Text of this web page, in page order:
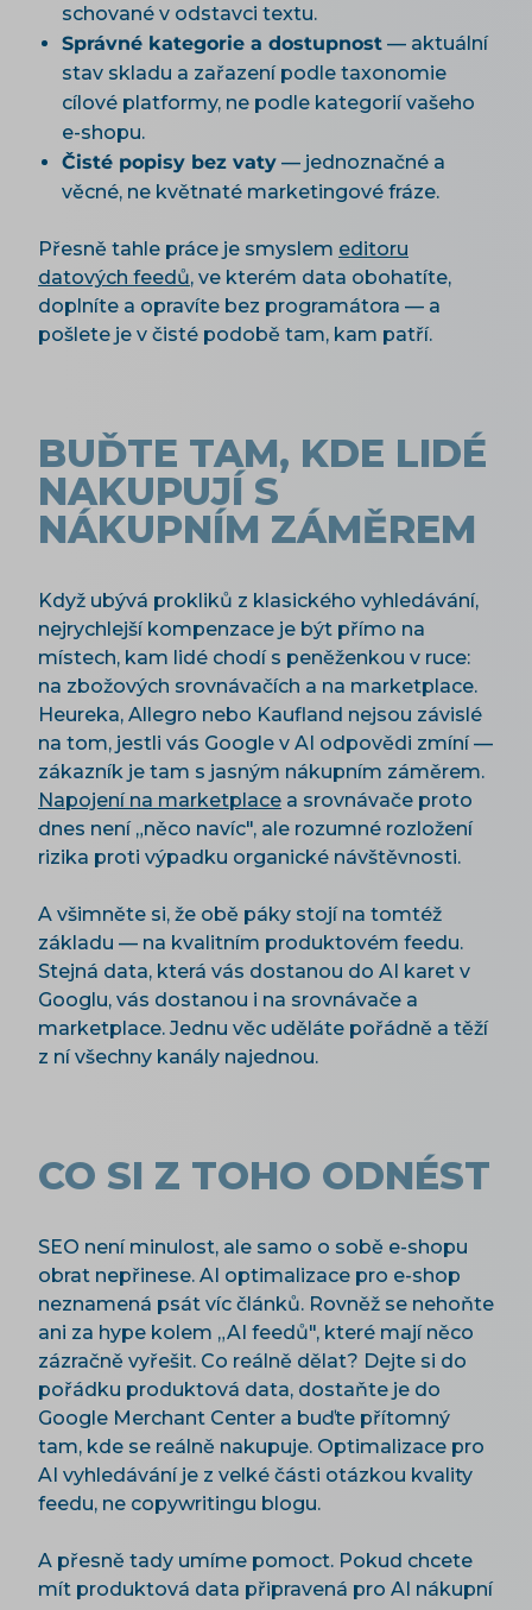
schované v odstavci textu.
Správné kategorie a dostupnost — aktuální
stav skladu a zařazení podle taxonomie
cílové platformy, ne podle kategorií vašeho
e-shopu.
Čisté popisy bez vaty — jednoznačné a
věcné, ne květnaté marketingové fráze.
Přesně tahle práce je smyslem editoru
datových feedů, ve kterém data obohatíte,
doplníte a opravíte bez programátora — a
pošlete je v čisté podobě tam, kam patří.
BUĎTE TAM, KDE LIDÉ
NAKUPUJÍ S
NÁKUPNÍM ZÁMĚREM
Když ubývá prokliků z klasického vyhledávání,
nejrychlejší kompenzace je být přímo na
místech, kam lidé chodí s peněženkou v ruce:
na zbožových srovnávačích a na marketplace.
Heureka, Allegro nebo Kaufland nejsou závislé
na tom, jestli vás Google v AI odpovědi zmíní —
zákazník je tam s jasným nákupním záměrem.
Napojení na marketplace a srovnávače proto
dnes není „něco navíc", ale rozumné rozložení
rizika proti výpadku organické návštěvnosti.
A všimněte si, že obě páky stojí na tomtéž
základu — na kvalitním produktovém feedu.
Stejná data, která vás dostanou do AI karet v
Googlu, vás dostanou i na srovnávače a
marketplace. Jednu věc uděláte pořádně a těží
z ní všechny kanály najednou.
CO SI Z TOHO ODNÉST
SEO není minulost, ale samo o sobě e-shopu
obrat nepřinese. AI optimalizace pro e-shop
neznamená psát víc článků. Rovněž se nehoňte
ani za hype kolem „AI feedů", které mají něco
zázračně vyřešit. Co reálně dělat? Dejte si do
pořádku produktová data, dostaňte je do
Google Merchant Center a buďte přítomný
tam, kde se reálně nakupuje. Optimalizace pro
AI vyhledávání je z velké části otázkou kvality
feedu, ne copywritingu blogu.
A přesně tady umíme pomoct. Pokud chcete
mít produktová data připravená pro AI nákupní